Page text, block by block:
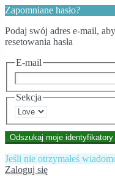
Zapomniane hasło?
Podaj swój adres e-mail,
resetowania hasła
E-mail
Sekcja
Odszukaj moje identyfikatory
Jeśli nie otrzymałeś
Zaloguj się